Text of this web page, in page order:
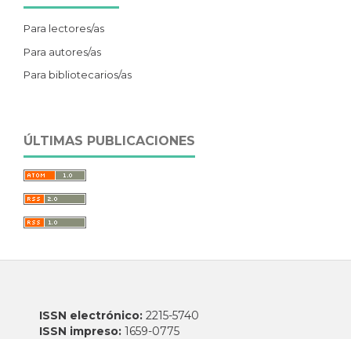
Para lectores/as
Para autores/as
Para bibliotecarios/as
ÚLTIMAS PUBLICACIONES
ISSN electrónico: 2215-5740
ISSN impreso: 1659-0775